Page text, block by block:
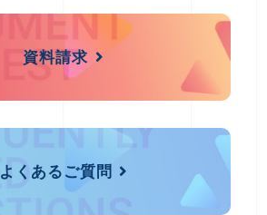
資料請求
よくあるご質問